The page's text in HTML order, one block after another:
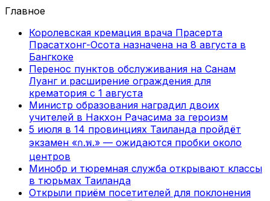
Главное
Королевская кремация врача Прасерта
Прасатхонг-Осота назначена на 8 августа в
Бангкоке
Перенос пунктов обслуживания на Санам
Луанг и расширение ограждения для
крематория с 1 августа
Министр образования наградил двоих
учителей в Накхон Рачасима за героизм
5 июля в 14 провинциях Таиланда пройдёт
экзамен «ก.พ.» — ожидаются пробки около
центров
Минобр и тюремная служба открывают классы
в тюрьмах Таиланда
Открыли приём посетителей для поклонения